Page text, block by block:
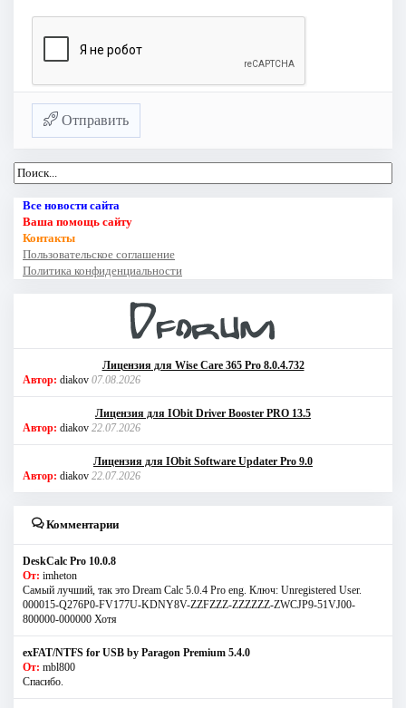
Отправить
Все новости сайта
Ваша помощь сайту
Контакты
Пользовательское соглашение
Политика конфиденциальности
Лицензия для Wise Care 365 Pro 8.0.4.732
Автор: diakov 07.08.2026
Лицензия для IObit Driver Booster PRO 13.5
Автор: diakov 22.07.2026
Лицензия для IObit Software Updater Pro 9.0
Автор: diakov 22.07.2026
Комментарии
DeskCalc Pro 10.0.8
От: imheton
Самый лучший, так это Dream Calc 5.0.4 Pro eng. Ключ: Unregistered User.
000015-Q276P0-FV177U-KDNY8V-ZZFZZZ-ZZZZZZ-ZWCJP9-51VJ00-
800000-000000 Хотя
exFAT/NTFS for USB by Paragon Premium 5.4.0
От: mbl800
Спасибо.